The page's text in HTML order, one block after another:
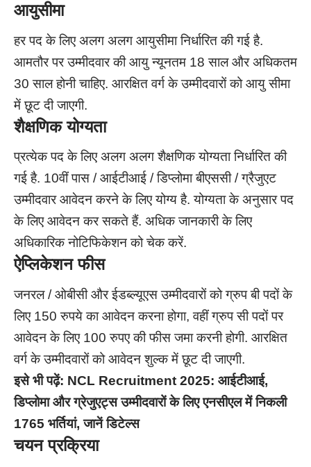
आयुसीमा
हर पद के लिए अलग अलग आयुसीमा निर्धारित की गई है.
आमतौर पर उम्मीदवार की आयु न्यूनतम 18 साल और अधिकतम
30 साल होनी चाहिए. आरक्षित वर्ग के उम्मीदवारों को आयु सीमा
में छूट दी जाएगी.
शैक्षणिक योग्यता
प्रत्येक पद के लिए अलग अलग शैक्षणिक योग्यता निर्धारित की
गई है. 10वीं पास / आईटीआई / डिप्लोमा बीएससी / ग्रैजुएट
उम्मीदवार आवेदन करने के लिए योग्य है. योग्यता के अनुसार पद
के लिए आवेदन कर सकते हैं. अधिक जानकारी के लिए
अधिकारिक नोटिफिकेशन को चेक करें.
ऐप्लिकेशन फीस
जनरल / ओबीसी और ईडब्ल्यूएस उम्मीदवारों को ग्रुप बी पदों के
लिए 150 रुपये का आवेदन करना होगा, वहीं ग्रुप सी पदों पर
आवेदन के लिए 100 रुपए की फीस जमा करनी होगी. आरक्षित
वर्ग के उम्मीदवारों को आवेदन शुल्क में छूट दी जाएगी.
इसे भी पढ़ें: NCL Recruitment 2025: आईटीआई,
डिप्लोमा और ग्रेजुएट्स उम्मीदवारों के लिए एनसीएल में निकली
1765 भर्तियां, जानें डिटेल्स
चयन प्रक्रिया